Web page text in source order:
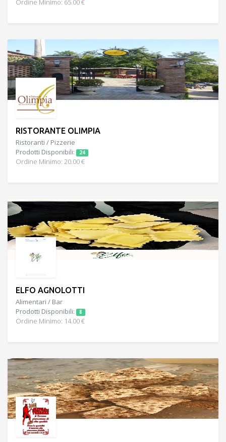
Ordine Minimo: 65.00 €
RISTORANTE OLIMPIA
Ristoranti / Pizzerie
Prodotti Disponibili:
24
Ordine Minimo: 20.00 €
ELFO AGNOLOTTI
Alimentari / Bar
Prodotti Disponibili:
8
Ordine Minimo: 14.00 €